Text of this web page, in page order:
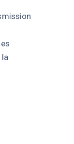
la